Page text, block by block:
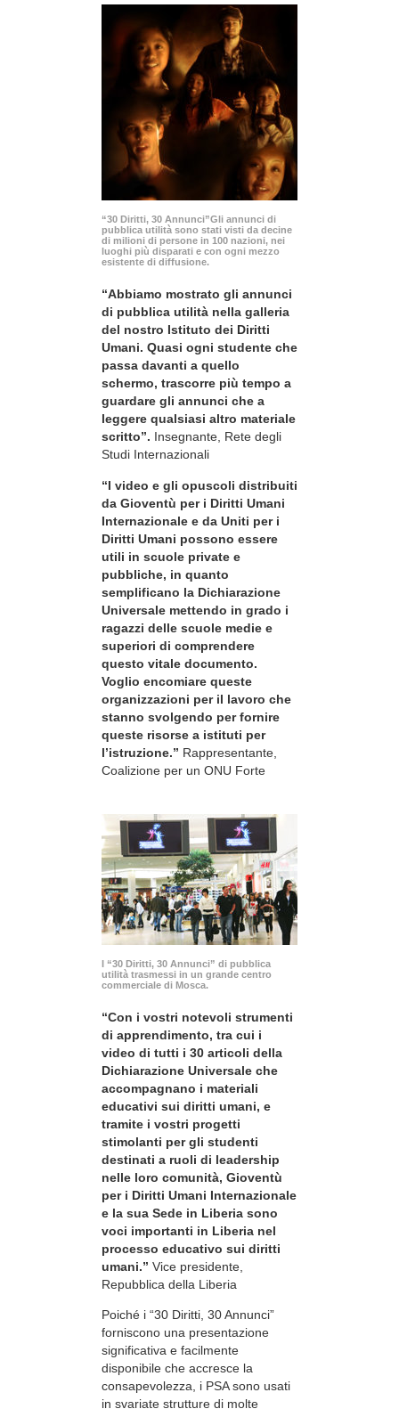
“30 Diritti, 30 Annunci”Gli annunci di
pubblica utilità sono stati visti da decine
di milioni di persone in 100 nazioni, nei
luoghi più disparati e con ogni mezzo
esistente di diffusione.
“Abbiamo mostrato gli annunci
di pubblica utilità nella galleria
del nostro Istituto dei Diritti
Umani. Quasi ogni studente che
passa davanti a quello
schermo, trascorre più tempo a
guardare gli annunci che a
leggere qualsiasi altro materiale
scritto”. Insegnante, Rete degli
Studi Internazionali
“I video e gli opuscoli distribuiti
da Gioventù per i Diritti Umani
Internazionale e da Uniti per i
Diritti Umani possono essere
utili in scuole private e
pubbliche, in quanto
semplificano la Dichiarazione
Universale mettendo in grado i
ragazzi delle scuole medie e
superiori di comprendere
questo vitale documento.
Voglio encomiare queste
organizzazioni per il lavoro che
stanno svolgendo per fornire
queste risorse a istituti per
l’istruzione.” Rappresentante,
Coalizione per un ONU Forte
I “30 Diritti, 30 Annunci” di pubblica
utilità trasmessi in un grande centro
commerciale di Mosca.
“Con i vostri notevoli strumenti
di apprendimento, tra cui i
video di tutti i 30 articoli della
Dichiarazione Universale che
accompagnano i materiali
educativi sui diritti umani, e
tramite i vostri progetti
stimolanti per gli studenti
destinati a ruoli di leadership
nelle loro comunità, Gioventù
per i Diritti Umani Internazionale
e la sua Sede in Liberia sono
voci importanti in Liberia nel
processo educativo sui diritti
umani.” Vice presidente,
Repubblica della Liberia
Poiché i “30 Diritti, 30 Annunci”
forniscono una presentazione
significativa e facilmente
disponibile che accresce la
consapevolezza, i PSA sono usati
in svariate strutture di molte